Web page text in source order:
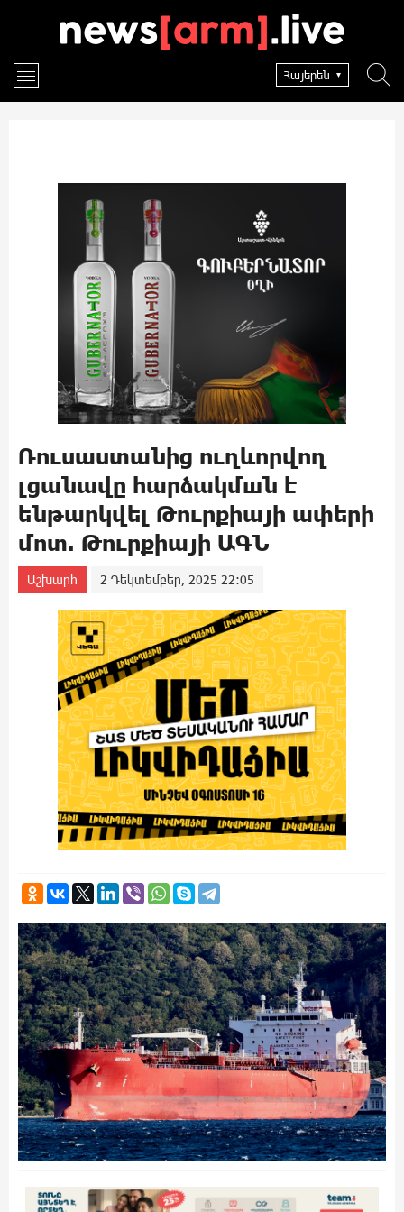
Հայերեն
Ռուսաստանից ուղևորվող
լցանավը հարձակմшն է
ենթարկվել Թուրքիայի ափերի
մոտ. Թուրքիայի ԱԳՆ
Աշխարհ 2 Դեկտեմբեր, 2025 22:05